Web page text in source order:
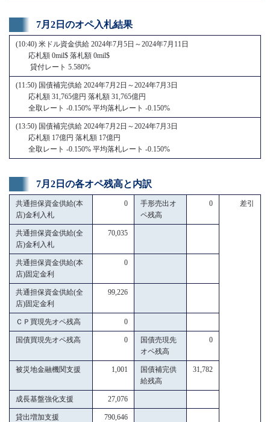
7月2日のオペ入札結果
(10:40) 米ドル資金供給 2024年7月5日～2024年7月11日
応札額 0mil$ 落札額 0mil$
貸付レート 5.580%
(11:50) 国債補完供給 2024年7月2日～2024年7月3日
応札額 31,765億円 落札額 31,765億円
全取レート -0.150% 平均落札レート -0.150%
(13:50) 国債補完供給 2024年7月2日～2024年7月3日
応札額 17億円 落札額 17億円
全取レート -0.150% 平均落札レート -0.150%
7月2日の各オペ残高と内訳
共通担保資金供給(本
店)金利入札
0
手形売出オ
ペ残高
0 差引
共通担保資金供給(全
店)金利入札
70,035
共通担保資金供給(本
店)固定金利
0
共通担保資金供給(全
店)固定金利
99,226
ＣＰ買現先オペ残高 0
国債買現先オペ残高 0
国債売現先
オペ残高
0
被災地金融機関支援 1,001
国債補完供
給残高
31,782
成長基盤強化支援 27,076
貸出増加支援 790,646